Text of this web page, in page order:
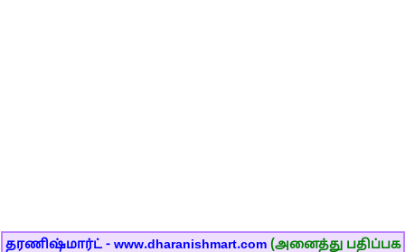
தரணிஷ்மார்ட் - www.dharanishmart.com (அனைத்து பதிப்பக